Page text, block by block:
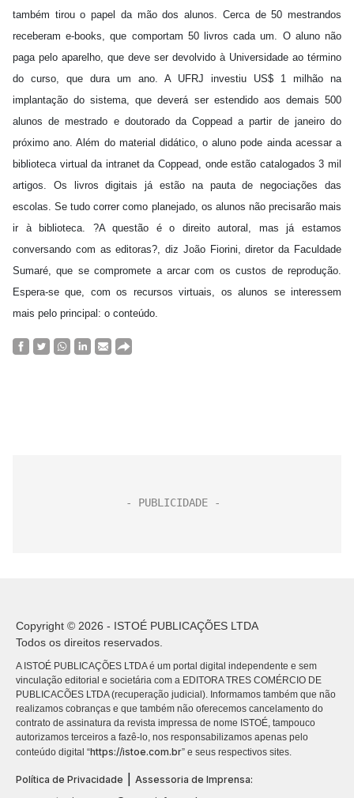
também tirou o papel da mão dos alunos. Cerca de 50 mestrandos
receberam e-books, que comportam 50 livros cada um. O aluno não
paga pelo aparelho, que deve ser devolvido à Universidade ao término
do curso, que dura um ano. A UFRJ investiu US$ 1 milhão na
implantação do sistema, que deverá ser estendido aos demais 500
alunos de mestrado e doutorado da Coppead a partir de janeiro do
próximo ano. Além do material didático, o aluno pode ainda acessar a
biblioteca virtual da intranet da Coppead, onde estão catalogados 3 mil
artigos. Os livros digitais já estão na pauta de negociações das
escolas. Se tudo correr como planejado, os alunos não precisarão mais
ir à biblioteca. ?A questão é o direito autoral, mas já estamos
conversando com as editoras?, diz João Fiorini, diretor da Faculdade
Sumaré, que se compromete a arcar com os custos de reprodução.
Espera-se que, com os recursos virtuais, os alunos se interessem
mais pelo principal: o conteúdo.
Copyright © 2026 - ISTOÉ PUBLICAÇÕES LTDA
Todos os direitos reservados.
A ISTOÉ PUBLICAÇÕES LTDA é um portal digital independente e sem
vinculação editorial e societária com a EDITORA TRES COMÉRCIO DE
PUBLICACÕES LTDA (recuperação judicial). Informamos também que não
realizamos cobranças e que também não oferecemos cancelamento do
contrato de assinatura da revista impressa de nome ISTOÉ, tampouco
autorizamos terceiros a fazê-lo, nos responsabilizamos apenas pelo
conteúdo digital “https://istoe.com.br” e seus respectivos sites.
Política de Privacidade
Assessoria de Imprensa: